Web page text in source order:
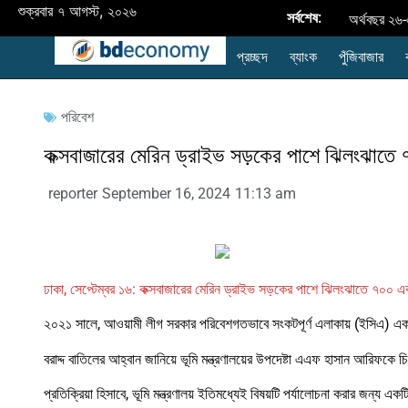
শুক্রবার ৭ আগস্ট, ২০২৬ সর্বশেষ: অর্থবছর
উন্নয়নশীল
ব্যাংক
বাংলাদেশের
প্রচ্ছদ ব্যাংক পুঁজিবাজার
পরিবেশ
কক্সবাজারের মেরিন ড্রাইভ সড়কের পাশে
reporter September 16, 2024 11:13 am
ঢাকা, সেপ্টেম্বর ১৬: কক্সবাজারের মেরিন ড্রাইভ সড়কের পাশে ঝিলংঝাতে ৭০০
২০২১ সালে, আওয়ামী লীগ সরকার পরিবেশগতভাবে সংকটপূর্ণ এলাকায় (ইসিএ)
বরাদ্দ বাতিলের আহ্বান জানিয়ে ভূমি মন্ত্রণালয়ের উপদেষ্টা এএফ হাসান আরিফকে
প্রতিক্রিয়া হিসাবে, ভূমি মন্ত্রণালয় ইতিমধ্যেই বিষয়টি পর্যালোচনা করার জন্য